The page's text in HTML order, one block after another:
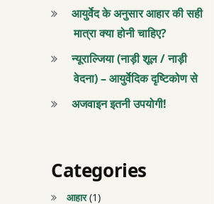
आयुर्वेद के अनुसार आहार की सही
मात्रा क्या होनी चाहिए?
न्यूराल्जिया (नाड़ी शूल / नाड़ी
वेदना) – आयुर्वेदिक दृष्टिकोण से
अजवाइन इतनी उपयोगी!
Categories
आहार(1)